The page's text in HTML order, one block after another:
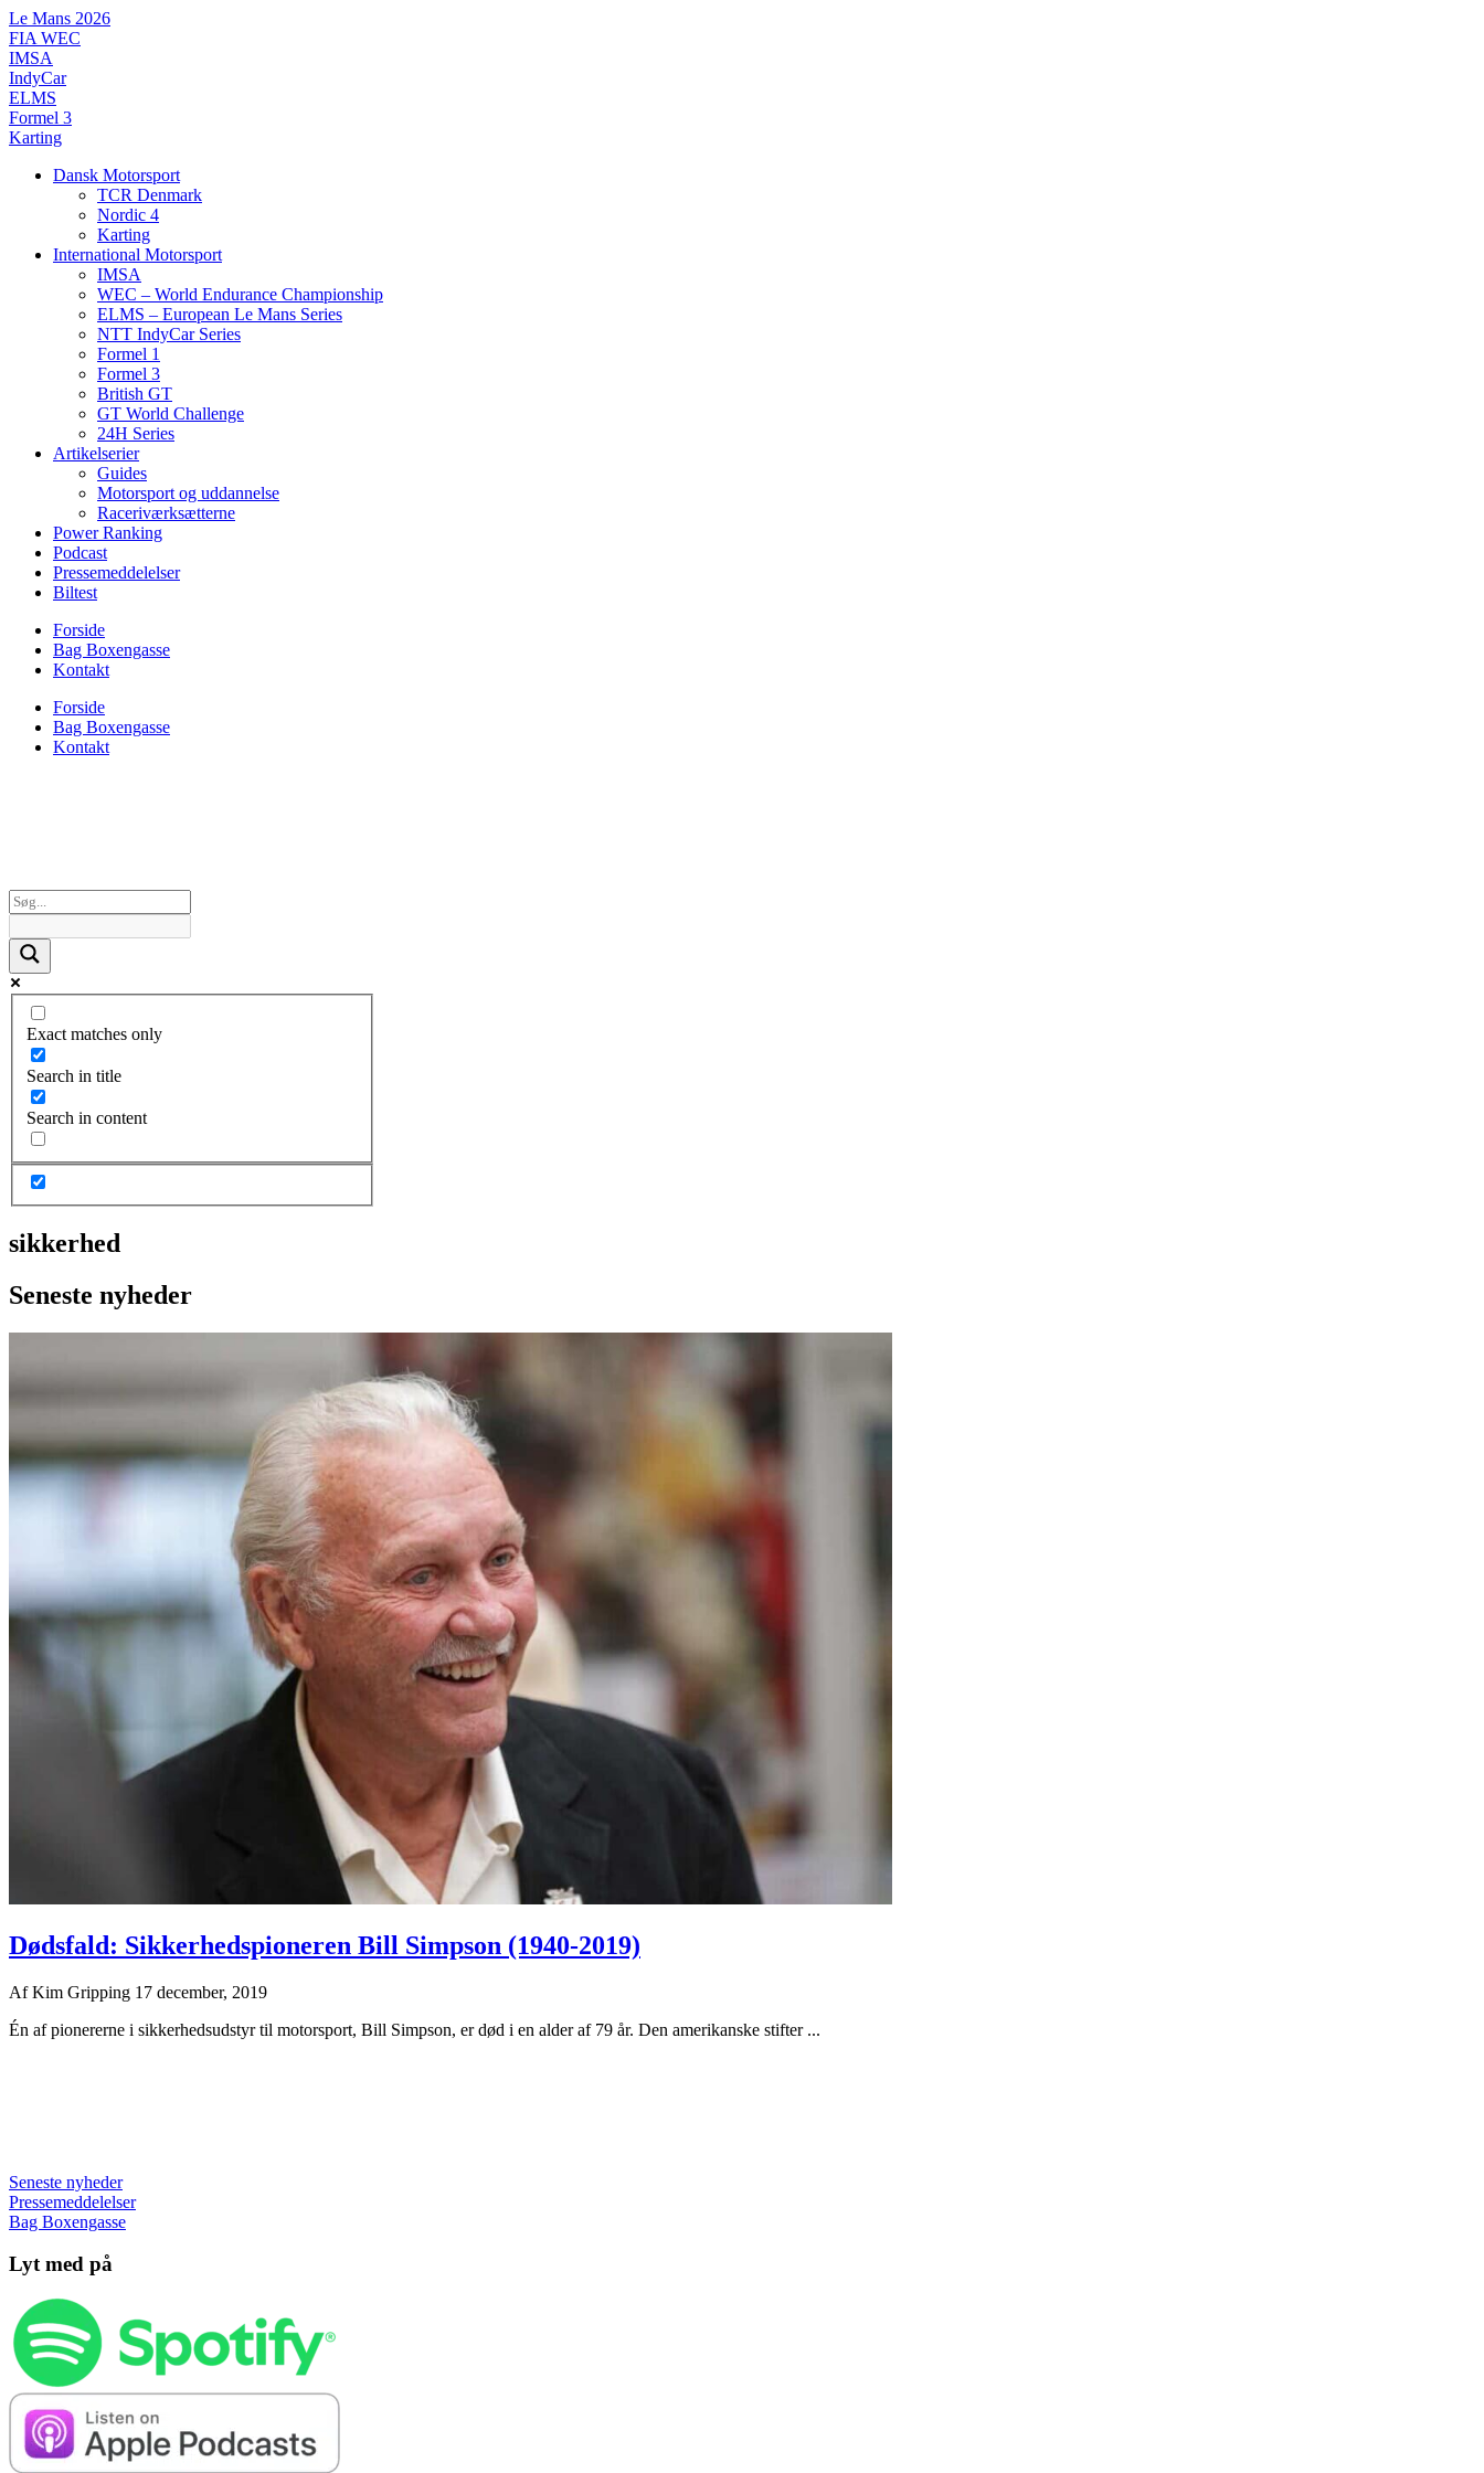
Videre
til
indhold
Le Mans 2026
FIA WEC
IMSA
IndyCar
ELMS
Formel 3
Karting
Dansk Motorsport
TCR Denmark
Nordic 4
Karting
International Motorsport
IMSA
WEC – World Endurance Championship
ELMS – European Le Mans Series
NTT IndyCar Series
Formel 1
Formel 3
British GT
GT World Challenge
24H Series
Artikelserier
Guides
Motorsport og uddannelse
Raceriværksætterne
Power Ranking
Podcast
Pressemeddelelser
Biltest
Forside
Bag Boxengasse
Kontakt
Forside
Bag Boxengasse
Kontakt
Exact matches only
Search in title
Search in content
sikkerhed
Seneste nyheder
Dødsfald: Sikkerhedspioneren Bill Simpson (1940-2019)
AfKim Gripping 17 december, 2019
Én af pionererne i sikkerhedsudstyr til motorsport, Bill Simpson, er død i en alder af 79 år. Den amerikanske stifter ...
Seneste nyheder
Pressemeddelelser
Bag Boxengasse
Lyt med på